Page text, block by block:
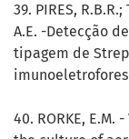
39. PIRES, R.B.R.;
A.E. -Detecção
tipagem de
40. RORKE,